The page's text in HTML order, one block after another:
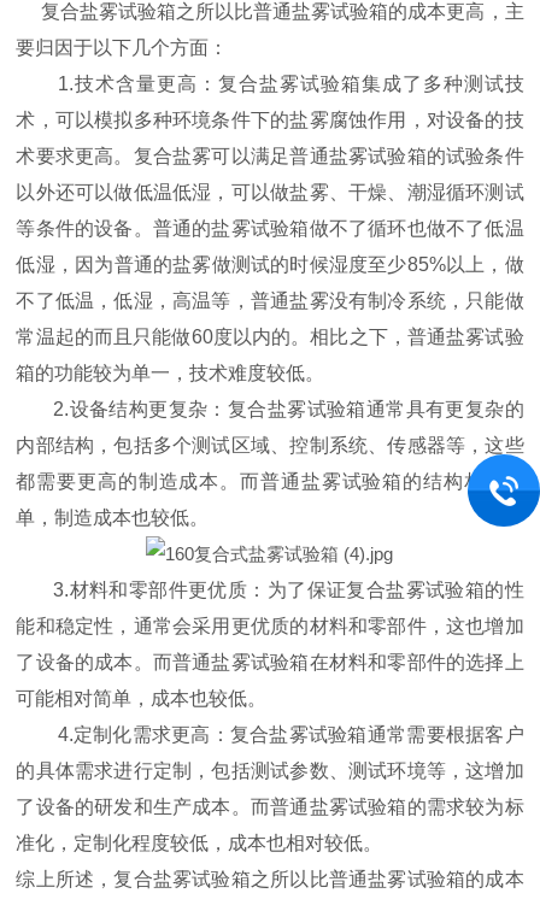
复合盐雾试验箱之所以比普通盐雾试验箱的成本更高，主
要归因于以下几个方面：
1.技术含量更高：复合盐雾试验箱集成了多种测试技
术，可以模拟多种环境条件下的盐雾腐蚀作用，对设备的技
术要求更高。复合盐雾可以满足普通盐雾试验箱的试验条件
以外还可以做低温低湿，可以做盐雾、干燥、潮湿循环测试
等条件的设备。普通的盐雾试验箱做不了循环也做不了低温
低湿，因为普通的盐雾做测试的时候湿度至少85%以上，做
不了低温，低湿，高温等，普通盐雾没有制冷系统，只能做
常温起的而且只能做60度以内的。相比之下，普通盐雾试验
箱的功能较为单一，技术难度较低。
2.设备结构更复杂：复合盐雾试验箱通常具有更复杂的
内部结构，包括多个测试区域、控制系统、传感器等，这些
都需要更高的制造成本。而普通盐雾试验箱的结构相对简
单，制造成本也较低。
3.材料和零部件更优质：为了保证复合盐雾试验箱的性
能和稳定性，通常会采用更优质的材料和零部件，这也增加
了设备的成本。而普通盐雾试验箱在材料和零部件的选择上
可能相对简单，成本也较低。
4.定制化需求更高：复合盐雾试验箱通常需要根据客户
的具体需求进行定制，包括测试参数、测试环境等，这增加
了设备的研发和生产成本。而普通盐雾试验箱的需求较为标
准化，定制化程度较低，成本也相对较低。
综上所述，复合盐雾试验箱之所以比普通盐雾试验箱的成本